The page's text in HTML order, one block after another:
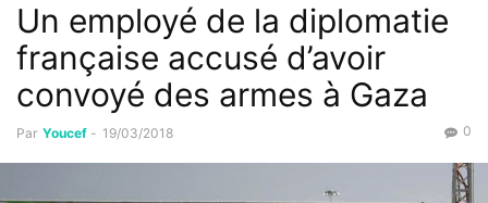
Un employé de la diplomatie
française accusé d’avoir
convoyé des armes à Gaza
Par Youcef - 19/03/2018 0